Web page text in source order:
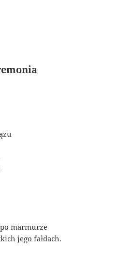
po marmurze
jego fałdach.